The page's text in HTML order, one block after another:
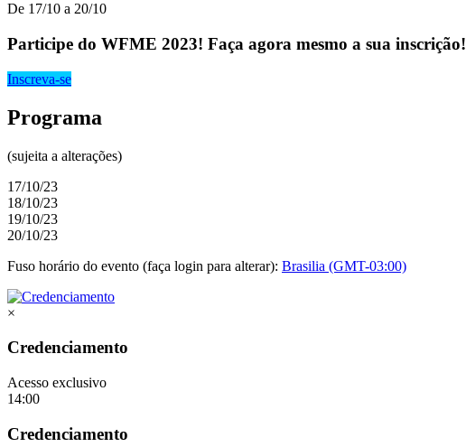
De 17/10 a 20/10
Participe do WFME 2023! Faça agora mesmo a sua inscrição!
Inscreva-se
Programa
(sujeita a alterações)
17/10/23
18/10/23
19/10/23
20/10/23
Fuso horário do evento (faça login para alterar): Brasilia (GMT-03:00)
×
Credenciamento
Acesso exclusivo
14:00
Credenciamento